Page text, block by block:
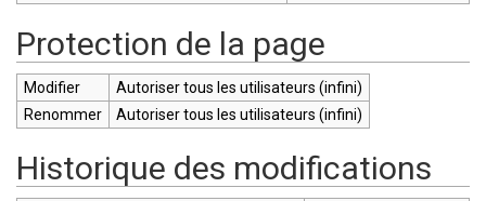
Protection de la page
Modifier
Autoriser tous les utilisateurs (infini)
Renommer
Autoriser tous les utilisateurs (infini)
Historique des modifications